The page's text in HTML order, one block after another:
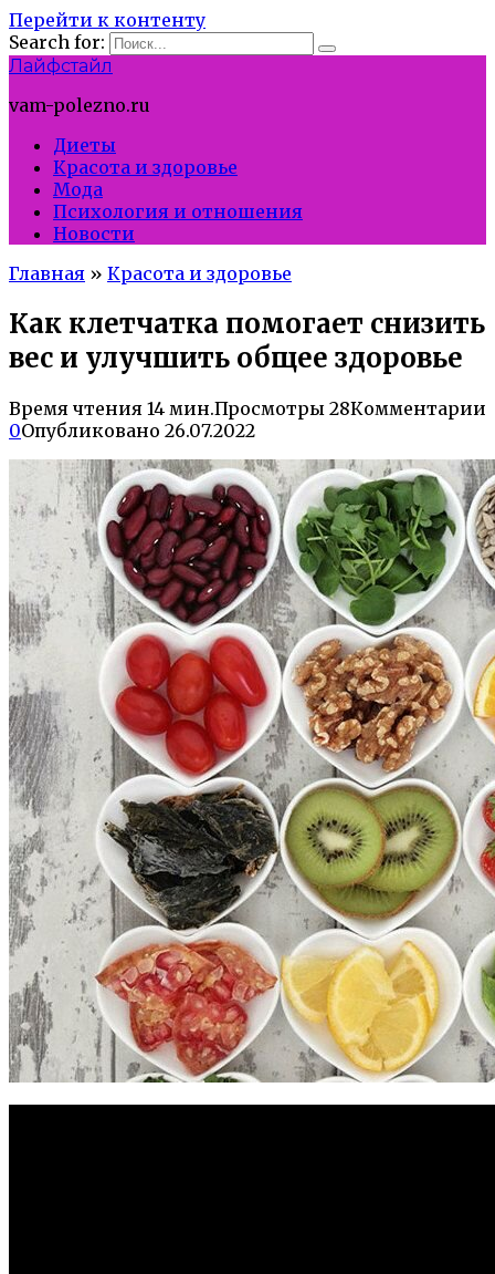
Перейти к контенту
Search for:
Лайфстайл
vam-polezno.ru
Диеты
Красота и здоровье
Мода
Психология и отношения
Новости
Главная » Красота и здоровье
Как клетчатка помогает снизить
вес и улучшить общее здоровье
Время чтения 14 мин.Просмотры 28Комментарии
0Опубликовано 26.07.2022